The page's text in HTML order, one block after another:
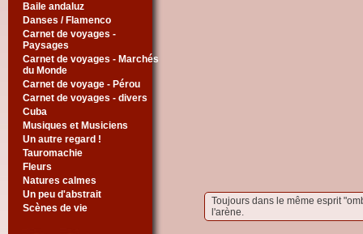
Baile andaluz
Danses / Flamenco
Carnet de voyages -
Paysages
Carnet de voyages - Marchés
du Monde
Carnet de voyage - Pérou
Carnet de voyages - divers
Cuba
Musiques et Musiciens
Un autre regard !
Tauromachie
Fleurs
Natures calmes
Un peu d'abstrait
Scènes de vie
Toujours dans le même esprit
l'arène.